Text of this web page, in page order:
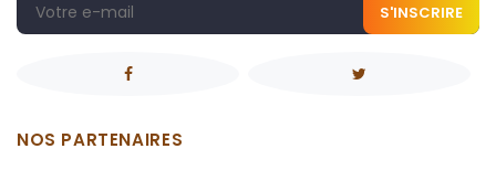
S'INSCRIRE
NOS PARTENAIRES